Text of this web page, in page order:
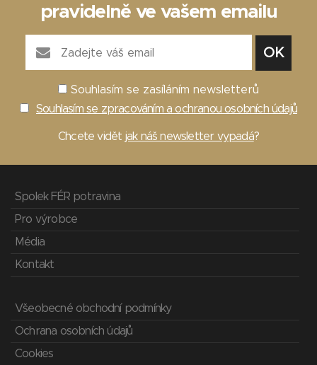
pravidelně ve vašem emailu
Souhlasím se zasíláním newsletterů
Souhlasím se zpracováním a ochranou osobních údajů
Chcete vidět jak náš newsletter vypadá?
Spolek FÉR potravina
Pro výrobce
Média
Kontakt
Všeobecné obchodní podmínky
Ochrana osobních údajů
Cookies